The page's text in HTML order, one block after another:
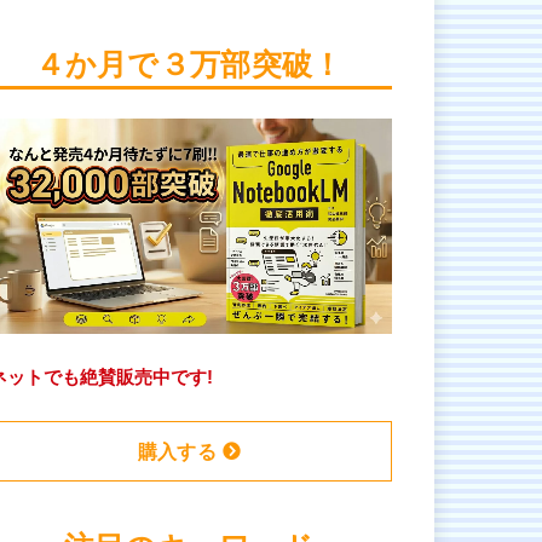
４か月で３万部突破！
ットでも絶賛販売中です!
購入する